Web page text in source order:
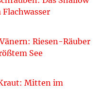
Riesen-Räuber
See
Mitten im